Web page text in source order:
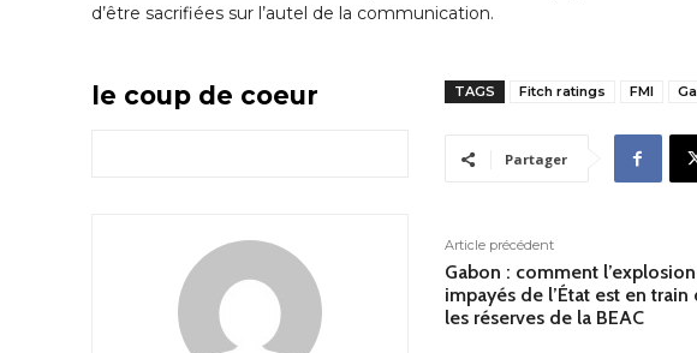
d’être sacrifiées sur l’autel de la communication.
le coup de coeur TAGS Fitch ratings FMI
Partager
Article précédent
Gabon : comment
impayés de l’État est en
les réserves de la BEAC